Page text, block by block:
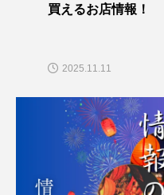
買えるお店情報！
2025.11.11